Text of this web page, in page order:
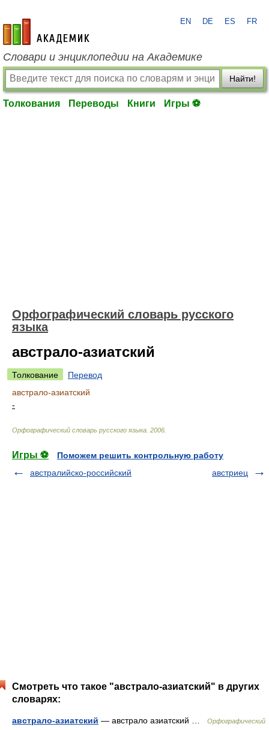
academic.ru
EN DE ES FR
Словари и энциклопедии на Академике
Найти!
Толкования Переводы Книги Игры ⚽
Орфографический словарь русского
языка
австрало-азиатский
Толкование
Перевод
австрало-азиатский
-
Орфографический словарь русского языка 2006
Игры ⚽
Поможем решить контрольную работу
австралийско-российский
австриец
Смотреть что такое "австрало-азиатский" в других
словарях:
австрало-азиатский — австрало азиатский …
Орфографический